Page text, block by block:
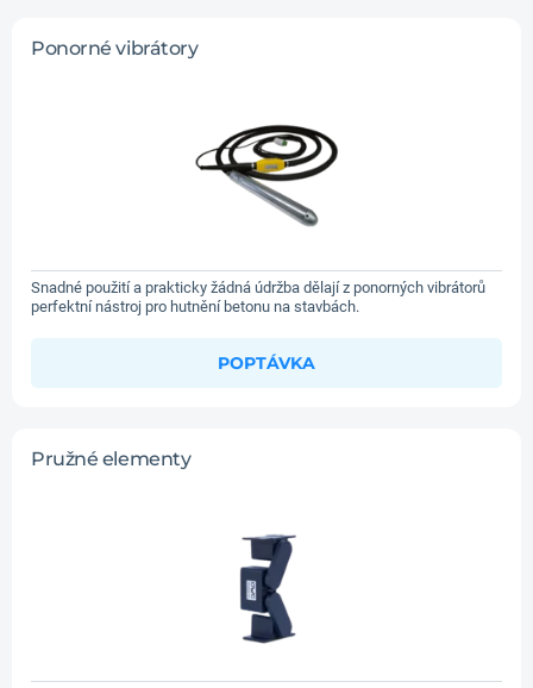
Ponorné vibrátory
Snadné použití a prakticky žádná údržba dělají z ponorných vibrátorů
perfektní nástroj pro hutnění betonu na stavbách.
POPTÁVKA
Pružné elementy